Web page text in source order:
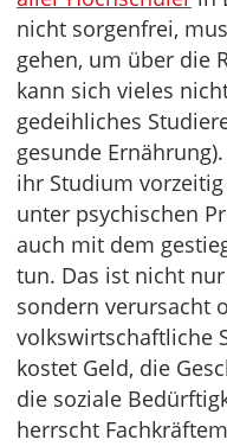
nicht sorgenfrei,
gehen, um über die
kann sich vieles
gedeihliches
gesunde
ihr Studium
unter psychischen
auch mit dem
tun. Das ist nicht
sondern verursacht
volkswirtschaftliche
kostet Geld, die
die soziale
herrscht